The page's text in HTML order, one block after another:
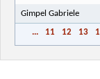
Gimpel Gabriele
... 11 12 13